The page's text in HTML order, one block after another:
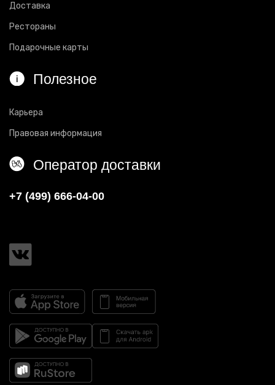
Доставка
Рестораны
Подарочные карты
Полезное
Карьера
Правовая информация
Оператор доставки
+7 (499) 666-04-00